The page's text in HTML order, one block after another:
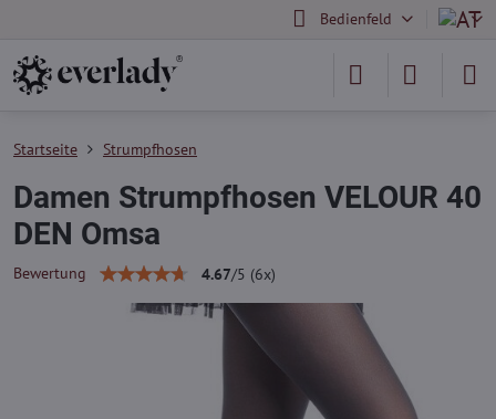
Bedienfeld
Startseite Strumpfhosen
Damen Strumpfhosen VELOUR 40
DEN Omsa
Bewertung 4.67/5 (6x)